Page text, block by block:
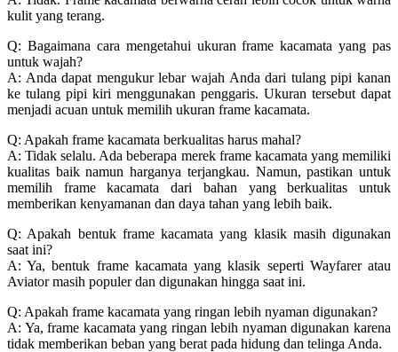
kulit yang terang.
Q: Bagaimana cara mengetahui ukuran frame kacamata yang pas
untuk wajah?
A: Anda dapat mengukur lebar wajah Anda dari tulang pipi kanan
ke tulang pipi kiri menggunakan penggaris. Ukuran tersebut dapat
menjadi acuan untuk memilih ukuran frame kacamata.
Q: Apakah frame kacamata berkualitas harus mahal?
A: Tidak selalu. Ada beberapa merek frame kacamata yang memiliki
kualitas baik namun harganya terjangkau. Namun, pastikan untuk
memilih frame kacamata dari bahan yang berkualitas untuk
memberikan kenyamanan dan daya tahan yang lebih baik.
Q: Apakah bentuk frame kacamata yang klasik masih digunakan
saat ini?
A: Ya, bentuk frame kacamata yang klasik seperti Wayfarer atau
Aviator masih populer dan digunakan hingga saat ini.
Q: Apakah frame kacamata yang ringan lebih nyaman digunakan?
A: Ya, frame kacamata yang ringan lebih nyaman digunakan karena
tidak memberikan beban yang berat pada hidung dan telinga Anda.